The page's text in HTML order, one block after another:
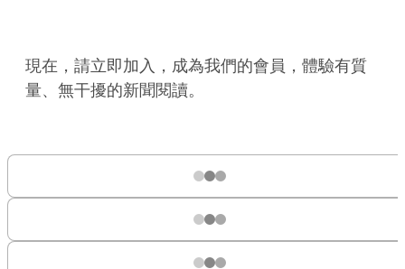
現在，請立即加入，成為我們的會員，體驗有質
量、無干擾的新聞閱讀。